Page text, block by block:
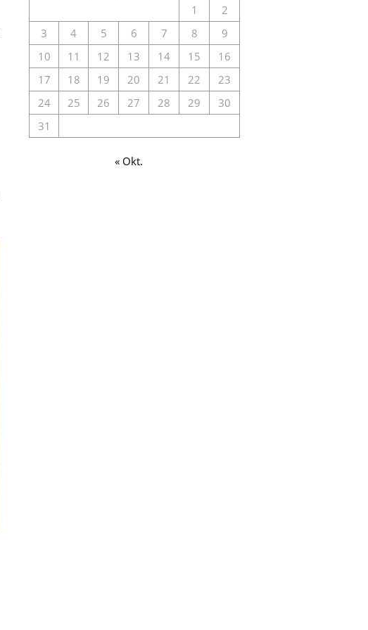
1
2
3
4 5 6 7 8
9
10
11 12 13 14 15
16
17
18 19 20 21 22
23
24
25 26 27 28 29
30
31
« Okt.